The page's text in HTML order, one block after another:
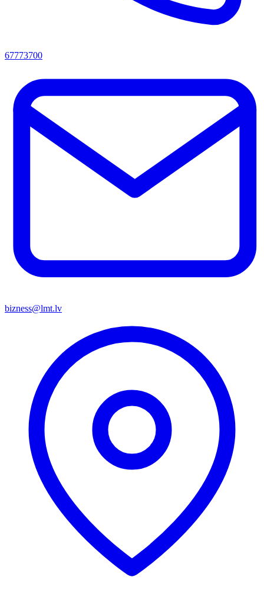
67773700
bizness@lmt.lv